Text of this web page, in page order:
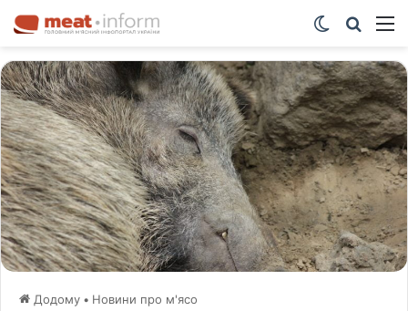
Switch skin
Додому • Новини про м'ясо